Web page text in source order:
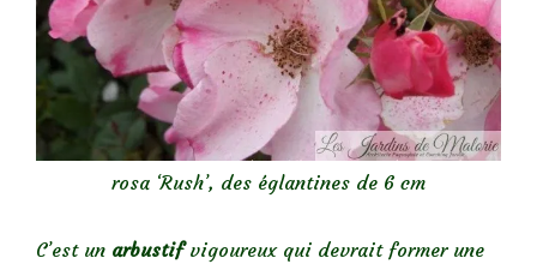
rosa ‘Rush’, des églantines de 6 cm
C’est un arbustifvigoureux qui devrait former une